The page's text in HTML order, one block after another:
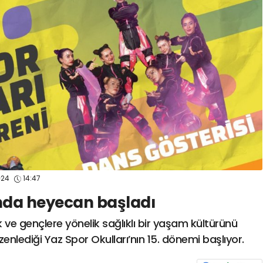
spor41
spor41
14:47
heyecan başladı
ve gençlere yönelik sağlıklı bir yaşam kültürünü
Yaz Spor Okulları’nın 15. dönemi başlıyor.